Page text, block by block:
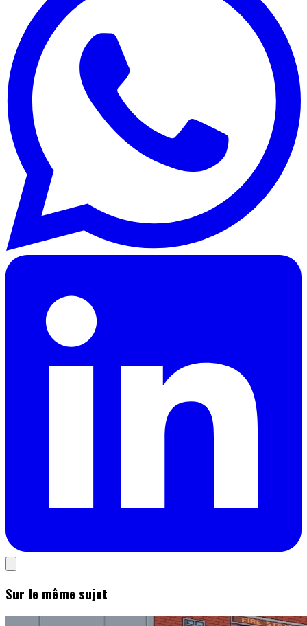
Sur le même sujet